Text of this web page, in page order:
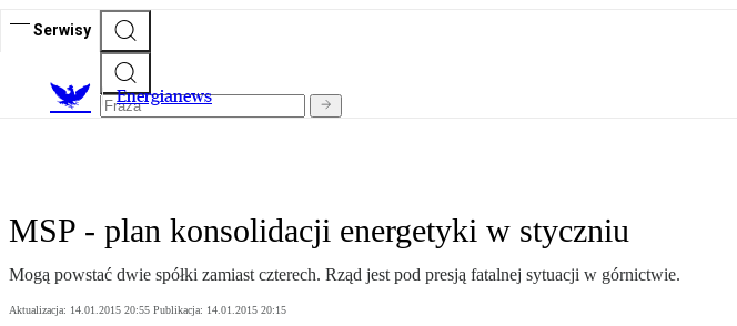
Serwisy
Energianews
MSP - plan konsolidacji energetyki w styczniu
Mogą powstać dwie spółki zamiast czterech. Rząd jest pod presją fatalnej sytuacji w górnictwie.
Aktualizacja: 14.01.2015 20:55 Publikacja: 14.01.2015 20:15